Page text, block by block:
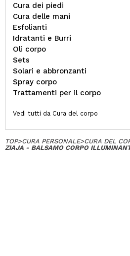
Cura dei piedi
Cura delle mani
Esfolianti
Idratanti e Burri
Oli corpo
Sets
Solari e abbronzanti
Spray corpo
Trattamenti per il corpo
Vedi tutti da Cura del corpo
TOP>CURA PERSONALE>CURA DEL
ZIAJA - BALSAMO CORPO